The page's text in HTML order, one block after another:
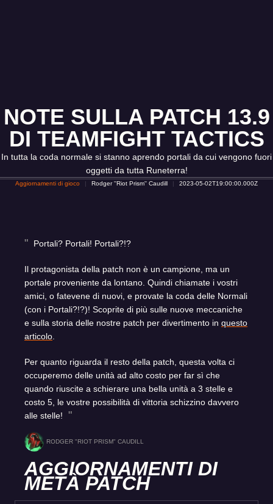
NOTE SULLA PATCH 13.9
DI TEAMFIGHT TACTICS
In tutta la coda normale si stanno aprendo portali da cui vengono fuori
oggetti da tutta Runeterra!
Aggiornamenti di gioco Rodger ''Riot Prism'' Caudill 2023-05-02T19:00:00.000Z
Portali? Portali! Portali?!?
Il protagonista della patch non è un campione, ma un
portale proveniente da lontano. Quindi chiamate i vostri
amici, o fatevene di nuovi, e provate la coda delle Normali
(con i Portali?!?)! Scoprite di più sulle nuove meccaniche
e sulla storia delle nostre patch per divertimento in questo
articolo
Per quanto riguarda il resto della patch, questa volta ci
occuperemo delle unità ad alto costo per far sì che
quando riuscite a schierare una bella unità a 3 stelle e
costo 5, le vostre possibilità di vittoria schizzino davvero
alle stelle!
RODGER "RIOT PRISM" CAUDILL
AGGIORNAMENTI DI
METÀ PATCH